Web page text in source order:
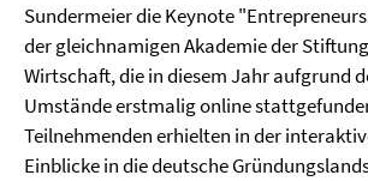
Sundermeier die Keynote
der gleichnamigen Akademie der
Wirtschaft, die in diesem Jahr aufgrund
Umstände erstmalig online
Teilnehmenden erhielten in der
Einblicke in die deutsche